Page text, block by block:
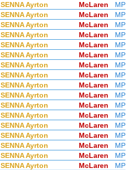
SENNA Ayrton McLaren
SENNA Ayrton McLaren
SENNA Ayrton McLaren
SENNA Ayrton McLaren
SENNA Ayrton McLaren
SENNA Ayrton McLaren
SENNA Ayrton McLaren
SENNA Ayrton McLaren
SENNA Ayrton McLaren
SENNA Ayrton McLaren
SENNA Ayrton McLaren
SENNA Ayrton McLaren
SENNA Ayrton McLaren
SENNA Ayrton McLaren
SENNA Ayrton McLaren
SENNA Ayrton McLaren
SENNA Ayrton McLaren